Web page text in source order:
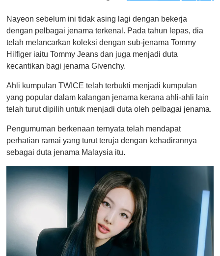
Nayeon sebelum ini tidak asing lagi dengan bekerja
dengan pelbagai jenama terkenal. Pada tahun lepas, dia
telah melancarkan koleksi dengan sub-jenama Tommy
Hilfiger iaitu Tommy Jeans dan juga menjadi duta
kecantikan bagi jenama Givenchy.
Ahli kumpulan TWICE telah terbukti menjadi kumpulan
yang popular dalam kalangan jenama kerana ahli-ahli lain
telah turut dipilih untuk menjadi duta oleh pelbagai jenama.
Pengumuman berkenaan ternyata telah mendapat
perhatian ramai yang turut teruja dengan kehadirannya
sebagai duta jenama Malaysia itu.